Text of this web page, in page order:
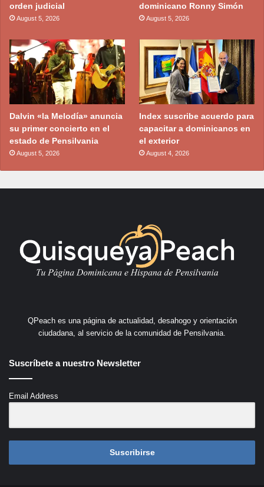
orden judicial
August 5, 2026
dominicano Ronny Simón
August 5, 2026
Dalvin «la Melodía» anuncia
su primer concierto en el
estado de Pensilvania
August 5, 2026
Index suscribe acuerdo para
capacitar a dominicanos en
el exterior
August 4, 2026
QPeach es una página de actualidad, desahogo y orientación
ciudadana, al servicio de la comunidad de Pensilvania.
Suscríbete a nuestro Newsletter
Email Address
Suscribirse